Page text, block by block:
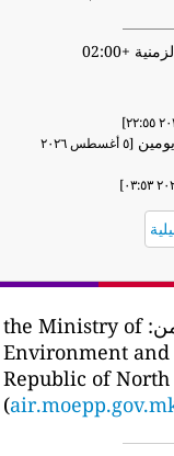
+02:00
[٥ أغسطس ٢٠٢٦
the Ministry of
Environment
Republic of
(